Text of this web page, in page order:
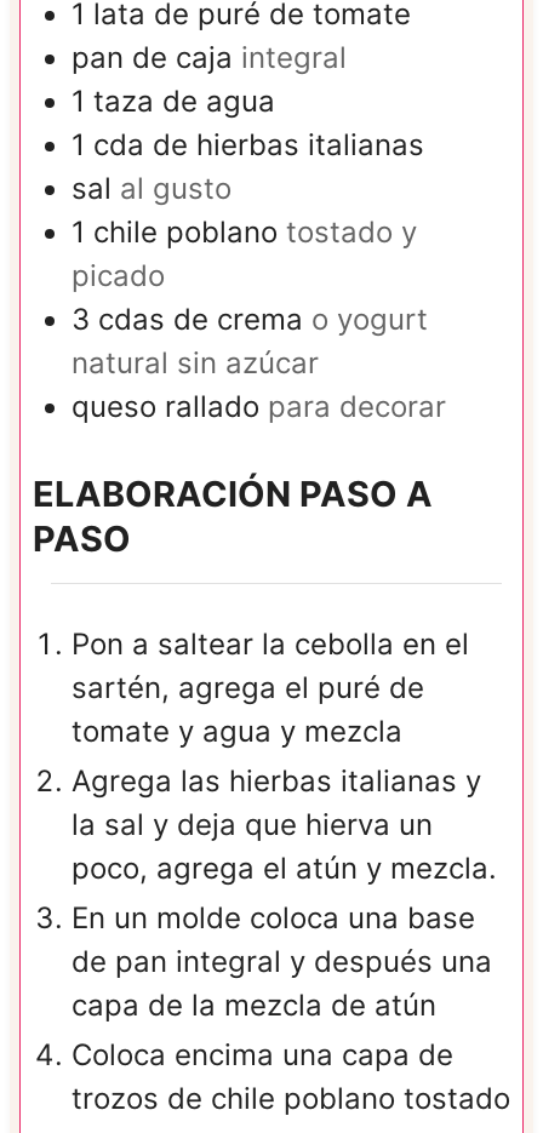
1 lata de puré de tomate
pan de caja integral
1 taza de agua
1 cda de hierbas italianas
sal al gusto
1 chile poblano tostado y
picado
3 cdas de crema o yogurt
natural sin azúcar
queso rallado para decorar
ELABORACIÓN PASO A
PASO
Pon a saltear la cebolla en el
sartén, agrega el puré de
tomate y agua y mezcla
Agrega las hierbas italianas y
la sal y deja que hierva un
poco, agrega el atún y mezcla.
En un molde coloca una base
de pan integral y después una
capa de la mezcla de atún
Coloca encima una capa de
trozos de chile poblano tostado